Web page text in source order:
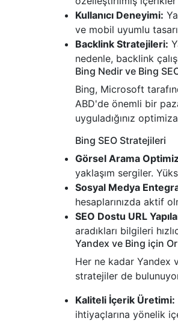
Kullanıcı Deneyimi:
ve mobil uyumlu
Backlink Stratejileri:
nedenle, backlink
Bing Nedir ve Bing
Bing, Microsoft
ABD'de önemli bir
uyguladığınız
Bing SEO Stratejileri
Görsel Arama
yaklaşım sergiler.
Sosyal Medya
hesaplarınızda aktif
SEO Dostu URL
aradıkları bilgileri
Yandex ve Bing için
Her ne kadar Yandex
stratejiler de
Kaliteli İçerik Üretimi:
ihtiyaçlarına yönelik